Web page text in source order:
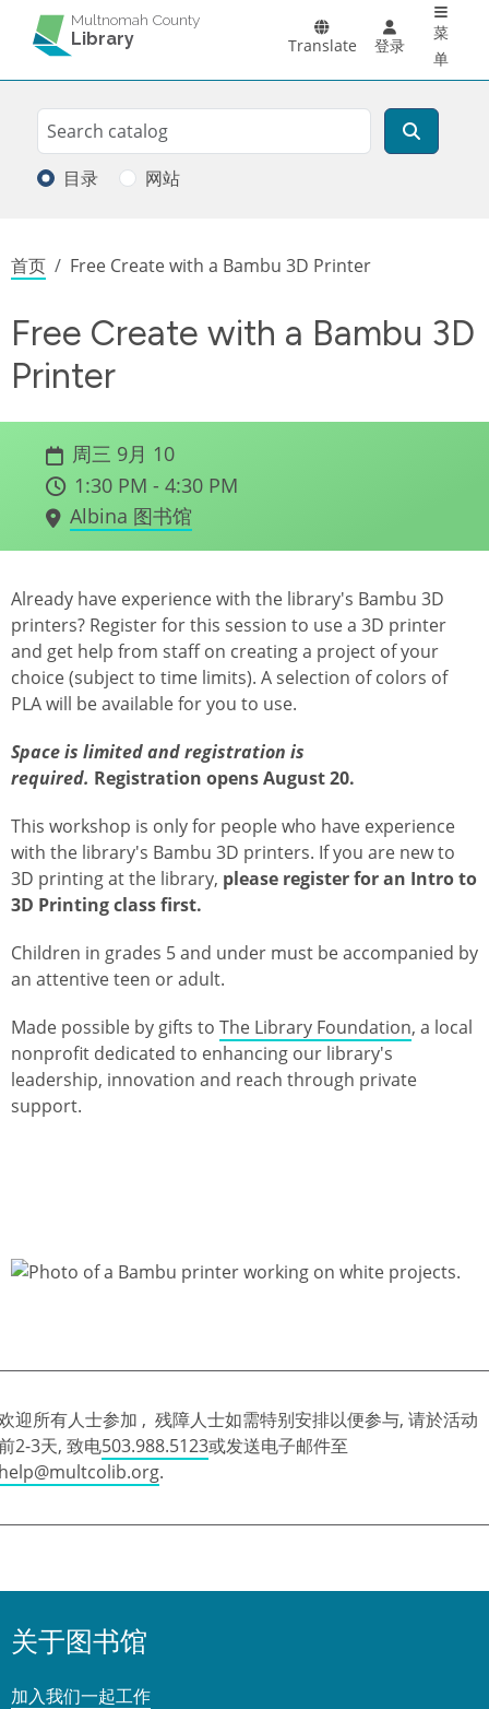
跳转到主要内容Multnomah County
Library Translate 登录
菜
单
Search
搜索
目录 网站
面包屑
首页 Free Create with a Bambu 3D Printer
Free Create with a Bambu 3D
Printer
周三 9月 10
1:30 PM - 4:30 PM
Albina 图书馆
Already have experience with the library's Bambu 3D
printers? Register for this session to use a 3D printer
and get help from staff on creating a project of your
choice (subject to time limits). A selection of colors of
PLA will be available for you to use.
Space is limited and registration is
required. Registration opens August 20.
This workshop is only for people who have experience
with the library's Bambu 3D printers. If you are new to
3D printing at the library, please register for an Intro to
3D Printing class first.
Children in grades 5 and under must be accompanied by
an attentive teen or adult.
Made possible by gifts to The Library Foundation, a local
nonprofit dedicated to enhancing our library's
leadership, innovation and reach through private
support.
迎所有人士参加 , 残障人士如需特别安排以便参与, 请於活动
2-3天, 致电503.988.5123或发送电子邮件至
.
关于图书馆
加入我们一起工作